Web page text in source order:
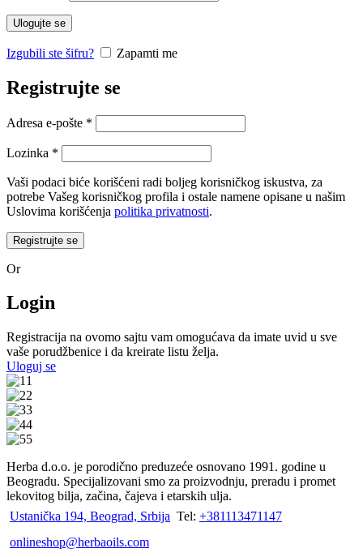
Ulogujte se
Izgubili ste šifru? Zapamti me
Registrujte se
Adresa e-pošte *
Lozinka *
Vaši podaci biće korišćeni radi boljeg korisničkog iskustva, za
potrebe Vašeg korisničkog profila i ostale namene opisane u našim
Uslovima korišćenja politika privatnosti.
Registrujte se
Or
Login
Registracija na ovomo sajtu vam omogućava da imate uvid u sve
vaše porudžbenice i da kreirate listu želja.
Uloguj se
Herba d.o.o. je porodično preduzeće osnovano 1991. godine u
Beogradu. Specijalizovani smo za proizvodnju, preradu i promet
lekovitog bilja, začina, čajeva i etarskih ulja.
Ustanička 194, Beograd, Srbija Tel: +381113471147
onlineshop@herbaoils.com